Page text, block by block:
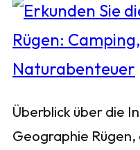
Überblick über die
Geographie